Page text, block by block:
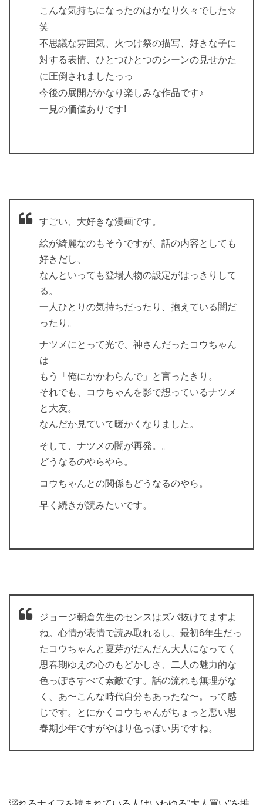
こんな気持ちになったのはかなり久々でした☆
笑
不思議な雰囲気、火つけ祭の描写、好きな子に
対する表情、ひとつひとつのシーンの見せかた
に圧倒されましたっっ
今後の展開がかなり楽しみな作品です♪
一見の価値ありです!
すごい、大好きな漫画です。
絵が綺麗なのもそうですが、話の内容としても
好きだし、
なんといっても登場人物の設定がはっきりして
る。
一人ひとりの気持ちだったり、抱えている闇だ
ったり。
ナツメにとって光で、神さんだったコウちゃん
は
もう「俺にかかわらんで」と言ったきり。
それでも、コウちゃんを影で想っているナツメ
と大友。
なんだか見ていて暖かくなりました。
そして、ナツメの闇が再発。。
どうなるのやらやら。
コウちゃんとの関係もどうなるのやら。
早く続きが読みたいです。
ジョージ朝倉先生のセンスはズバ抜けてますよ
ね。心情が表情で読み取れるし、最初6年生だっ
たコウちゃんと夏芽がだんだん大人になってく
思春期ゆえの心のもどかしさ、二人の魅力的な
色っぽさすべて素敵です。話の流れも無理がな
く、あ〜こんな時代自分もあったな〜。って感
じです。とにかくコウちゃんがちょっと悪い思
春期少年ですがやはり色っぽい男ですね。